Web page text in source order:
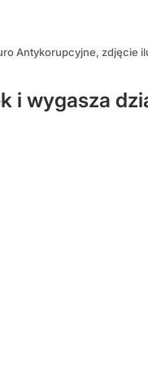
Antykorupcyjne, zdjęcie
i wygasza